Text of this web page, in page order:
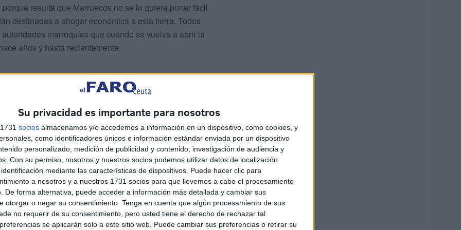
Su privacidad es importante para nosotros
socios almacenamos y/o accedemos a información en un dispositivo, como cookies, y
como identificadores únicos e información estándar enviada por un dispositivo
personalizado, medición de publicidad y contenido, investigación de audiencia y
Con su permiso, nosotros y nuestros socios podemos utilizar datos de localización
mediante las características de dispositivos. Puede hacer clic para
a nosotros y a nuestros 1731 socios para que llevemos a cabo el procesamiento
De forma alternativa, puede acceder a información más detallada y cambiar sus
otorgar o negar su consentimiento. Tenga en cuenta que algún procesamiento de sus
no requerir de su consentimiento, pero usted tiene el derecho de rechazar tal
se aplicarán solo a este sitio web. Puede cambiar sus preferencias o retirar su
resulta que Marruecos no se lo quiere poner fácil
destinadas a ahogar económica a esta tierra. Todos
marroquíes que cuando se vuelva a abrir la
años y hasta recientemente.
nuevas tecnologías y la sociedad de la información
de Hacienda dijo el otro día que se pretende
determinado, al comercio que se encuentra
Fondo de Reconstrucción Europea en forma de